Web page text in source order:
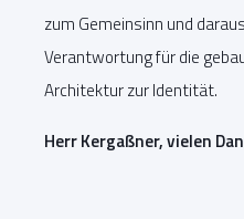
zum Gemeinsinn und
Verantwortung für die
Architektur zur Identität.
Herr Kergaßner, vielen